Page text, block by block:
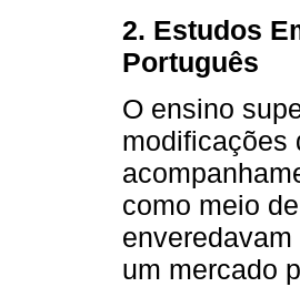
2. Estudos
Português
O ensino
modificações
como meio
um mercado